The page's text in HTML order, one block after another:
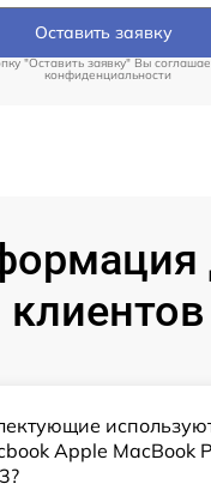
Оставить заявку
"Оставить заявку" Вы
конфиденциальности
клиентов
Apple MacBook